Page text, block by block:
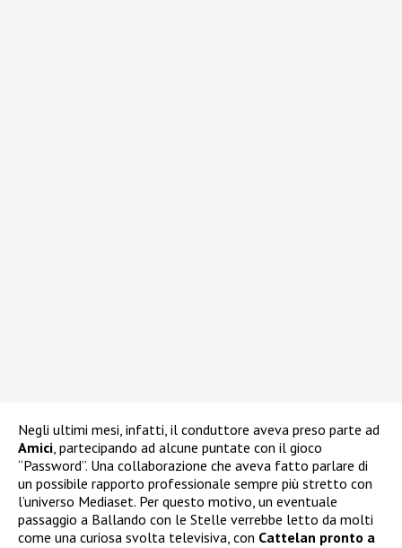
Negli ultimi mesi, infatti, il conduttore aveva preso parte ad
Amici, partecipando ad alcune puntate con il gioco
“Password”. Una collaborazione che aveva fatto parlare di
un possibile rapporto professionale sempre più stretto con
l’universo Mediaset. Per questo motivo, un eventuale
passaggio a Ballando con le Stelle verrebbe letto da molti
come una curiosa svolta televisiva, con Cattelan pronto a